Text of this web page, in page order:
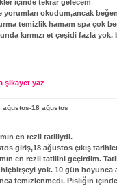
içinde tekrar gelecem
yorumları okudum,ancak
temizlik hamam spa çok
kırmızı et çeşidi fazla yok,
şikayet yaz
ağustos-18 ağustos
en rezil tatiliydi.
giriş,18 ağustos çıkış
en rezil tatilini geçirdim.
yok. 10 gün boyunca
temizlenmedi. Pisliğin